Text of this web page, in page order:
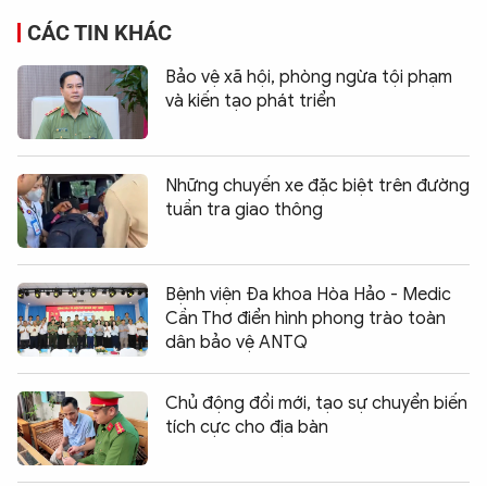
CÁC TIN KHÁC
Bảo vệ xã hội, phòng ngừa tội phạm
và kiến tạo phát triển
Những chuyến xe đặc biệt trên đường
tuần tra giao thông
Bệnh viện Đa khoa Hòa Hảo - Medic
Cần Thơ điển hình phong trào toàn
dân bảo vệ ANTQ
Chủ động đổi mới, tạo sự chuyển biến
tích cực cho địa bàn